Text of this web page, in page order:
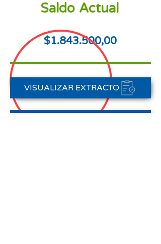
Saldo Actual
$1.843.500,00
VISUALIZAR EXTRACTO